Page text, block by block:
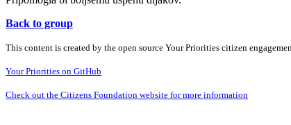
Back to group
This content is created by the open source Your Priorities citizen
Your Priorities on GitHub
Check out the Citizens Foundation website for more information